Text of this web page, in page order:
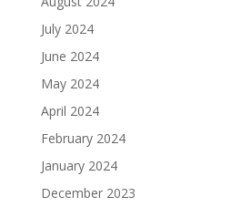
July 2024
June 2024
May 2024
April 2024
February 2024
January 2024
December 2023